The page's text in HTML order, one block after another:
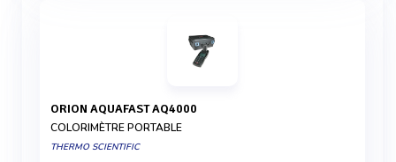
ORION AQUAFAST AQ4000
COLORIMÈTRE PORTABLE
THERMO SCIENTIFIC